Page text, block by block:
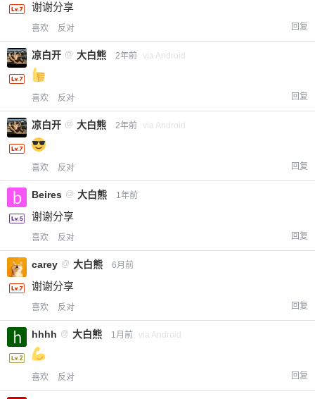
谢谢分享
喜欢 反对 回复
凉白开 @ 大白熊 2年前 via Android
喜欢 反对 回复
凉白开 @ 大白熊 2年前 via Android
喜欢 反对 回复
Beires @ 大白熊 1年前
谢谢分享
喜欢 反对 回复
carey @ 大白熊 6月前
谢谢分享
喜欢 反对 回复
hhhh @ 大白熊 1月前 via Android
喜欢 反对 回复